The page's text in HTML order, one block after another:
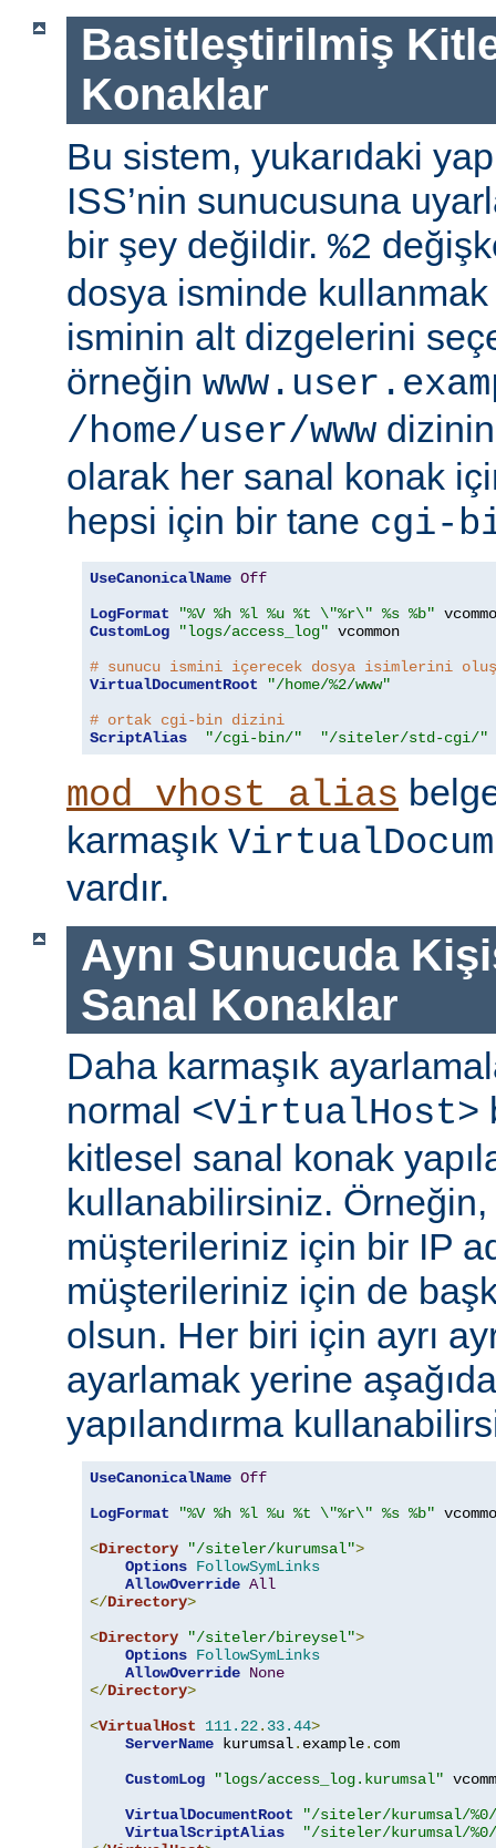
Basitleştirilmiş
Konaklar
Bu sistem, yukarıdaki
ISS’nin sunucusuna
bir şey değildir. %2
dosya isminde
isminin alt dizgelerini
örneğin
/home/user/www
olarak her sanal konak
hepsi için bir tane cgi-
UseCanonicalName Off
LogFormat
"%V %h %l %u %t \"%r\" %s %b"
CustomLog
"logs/access_log" vcommon
# sunucu ismini içerecek dosya isimlerini
VirtualDocumentRoot
"/home/%2/www"
# ortak cgi-bin dizini
ScriptAlias
"/cgi-bin/" "/siteler/std-cgi/"
mod_vhost_alias
karmaşık
vardır.
Aynı Sunucuda
Sanal Konaklar
Daha karmaşık
normal <VirtualHost>
kitlesel sanal konak
kullanabilirsiniz.
müşterileriniz için bir IP
müşterileriniz için de
olsun. Her biri için ayrı
ayarlamak yerine
yapılandırma
UseCanonicalName Off
LogFormat
"%V %h %l %u %t \"%r\" %s %b"
<Directory "/siteler/kurumsal">
Options FollowSymLinks
AllowOverride All
</Directory>
<Directory "/siteler/bireysel">
Options FollowSymLinks
AllowOverride None
</Directory>
<VirtualHost 111.22. 33.44>
ServerName kurumsal. example. com
CustomLog
"logs/access_log.kurumsal"
VirtualDocumentRoot
"/siteler/kurumsal/
VirtualScriptAlias
"/siteler/kurumsal/